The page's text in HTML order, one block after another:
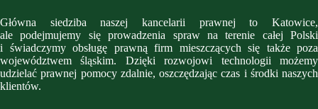
Główna siedziba naszej kancelarii prawnej to Katowice,
ale podejmujemy się prowadzenia spraw na terenie całej Polski
i świadczymy obsługę prawną firm mieszczących się także poza
województwem śląskim. Dzięki rozwojowi technologii możemy
udzielać prawnej pomocy zdalnie, oszczędzając czas i środki naszych
klientów.